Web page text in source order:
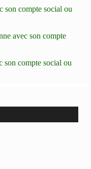
son compte social ou
avec son compte
son compte social ou